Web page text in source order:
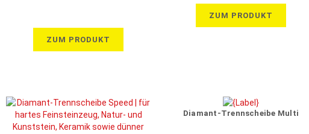
ZUM PRODUKT
ZUM PRODUKT
Diamant-Trennscheibe Multi